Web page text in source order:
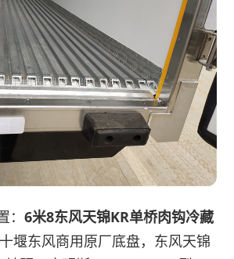
：6米8东风天锦KR单桥肉钩冷藏
堰东风商用原厂底盘，东风天锦